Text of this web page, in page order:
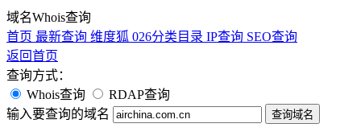
域名Whois查询
首页 最新查询 维度狐 026分类目录 IP查询 SEO查询
返回首页
查询方式：
Whois查询
RDAP查询
输入要查询的域名
查询域名